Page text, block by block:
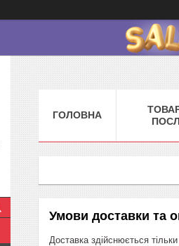
ГОЛОВНА
Умови доставки та
Доставка здійснюється